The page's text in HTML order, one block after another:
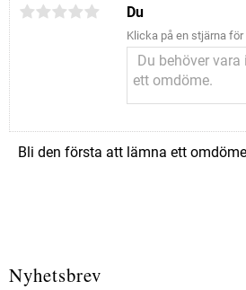
Du
Klicka på en stjärna
Bli den första att lämna ett
Nyhetsbrev